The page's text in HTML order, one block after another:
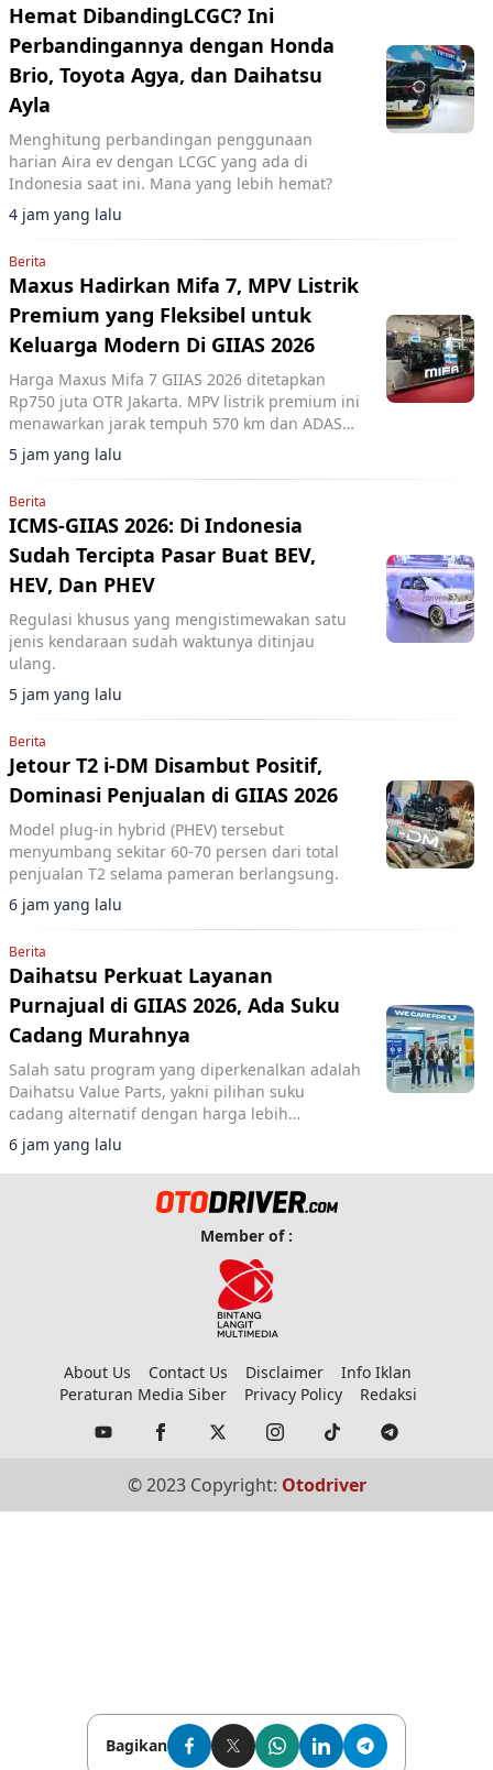
Hemat DibandingLCGC? Ini
Perbandingannya dengan Honda
Brio, Toyota Agya, dan Daihatsu
Ayla
Menghitung perbandingan penggunaan
harian Aira ev dengan LCGC yang ada di
Indonesia saat ini. Mana yang lebih hemat?
4 jam yang lalu
Berita
Maxus Hadirkan Mifa 7, MPV Listrik
Premium yang Fleksibel untuk
Keluarga Modern Di GIIAS 2026
Harga Maxus Mifa 7 GIIAS 2026 ditetapkan
Rp750 juta OTR Jakarta. MPV listrik premium ini
menawarkan jarak tempuh 570 km dan ADAS
Level 2+.
5 jam yang lalu
Berita
ICMS-GIIAS 2026: Di Indonesia
Sudah Tercipta Pasar Buat BEV,
HEV, Dan PHEV
Regulasi khusus yang mengistimewakan satu
jenis kendaraan sudah waktunya ditinjau
ulang.
5 jam yang lalu
Berita
Jetour T2 i-DM Disambut Positif,
Dominasi Penjualan di GIIAS 2026
Model plug-in hybrid (PHEV) tersebut
menyumbang sekitar 60-70 persen dari total
penjualan T2 selama pameran berlangsung.
6 jam yang lalu
Berita
Daihatsu Perkuat Layanan
Purnajual di GIIAS 2026, Ada Suku
Cadang Murahnya
Salah satu program yang diperkenalkan adalah
Daihatsu Value Parts, yakni pilihan suku
cadang alternatif dengan harga lebih
terjangkau.
6 jam yang lalu
Bagikan
Member of :
About Us Contact Us Disclaimer
Info Iklan
Peraturan Media Siber
Privacy Policy Redaksi
© 2023 Copyright: Otodriver